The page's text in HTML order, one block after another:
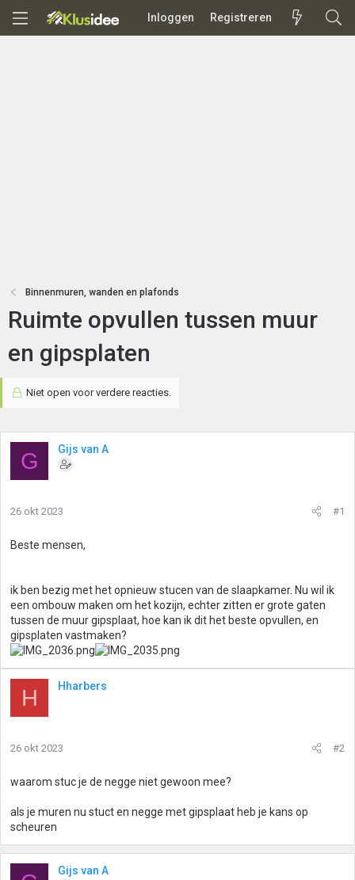
Inloggen Registreren
Binnenmuren, wanden en plafonds
Ruimte opvullen tussen muur
en gipsplaten
Niet open voor verdere reacties.
G Gijs van A
26 okt 2023 #1
Beste mensen,
ik ben bezig met het opnieuw stucen van de slaapkamer. Nu wil ik
een ombouw maken om het kozijn, echter zitten er grote gaten
tussen de muur gipsplaat, hoe kan ik dit het beste opvullen, en
gipsplaten vastmaken?
H Hharbers
26 okt 2023 #2
waarom stuc je de negge niet gewoon mee?
als je muren nu stuct en negge met gipsplaat heb je kans op
scheuren
Gijs van A